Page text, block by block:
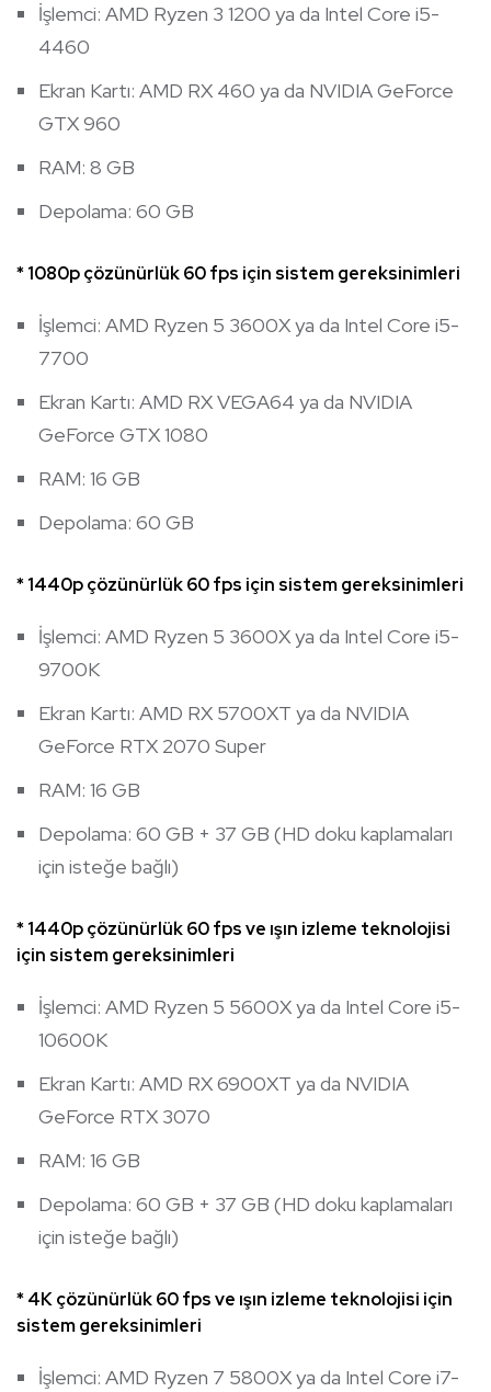
İşlemci: AMD Ryzen 3 1200 ya da Intel Core i5-
4460
Ekran Kartı: AMD RX 460 ya da NVIDIA GeForce
GTX 960
RAM: 8 GB
Depolama: 60 GB
* 1080p çözünürlük 60 fps için sistem gereksinimleri
İşlemci: AMD Ryzen 5 3600X ya da Intel Core i5-
7700
Ekran Kartı: AMD RX VEGA64 ya da NVIDIA
GeForce GTX 1080
RAM: 16 GB
Depolama: 60 GB
* 1440p çözünürlük 60 fps için sistem gereksinimleri
İşlemci: AMD Ryzen 5 3600X ya da Intel Core i5-
9700K
Ekran Kartı: AMD RX 5700XT ya da NVIDIA
GeForce RTX 2070 Super
RAM: 16 GB
Depolama: 60 GB + 37 GB (HD doku kaplamaları
için isteğe bağlı)
* 1440p çözünürlük 60 fps ve ışın izleme teknolojisi
için sistem gereksinimleri
İşlemci: AMD Ryzen 5 5600X ya da Intel Core i5-
10600K
Ekran Kartı: AMD RX 6900XT ya da NVIDIA
GeForce RTX 3070
RAM: 16 GB
Depolama: 60 GB + 37 GB (HD doku kaplamaları
için isteğe bağlı)
* 4K çözünürlük 60 fps ve ışın izleme teknolojisi için
sistem gereksinimleri
İşlemci: AMD Ryzen 7 5800X ya da Intel Core i7-